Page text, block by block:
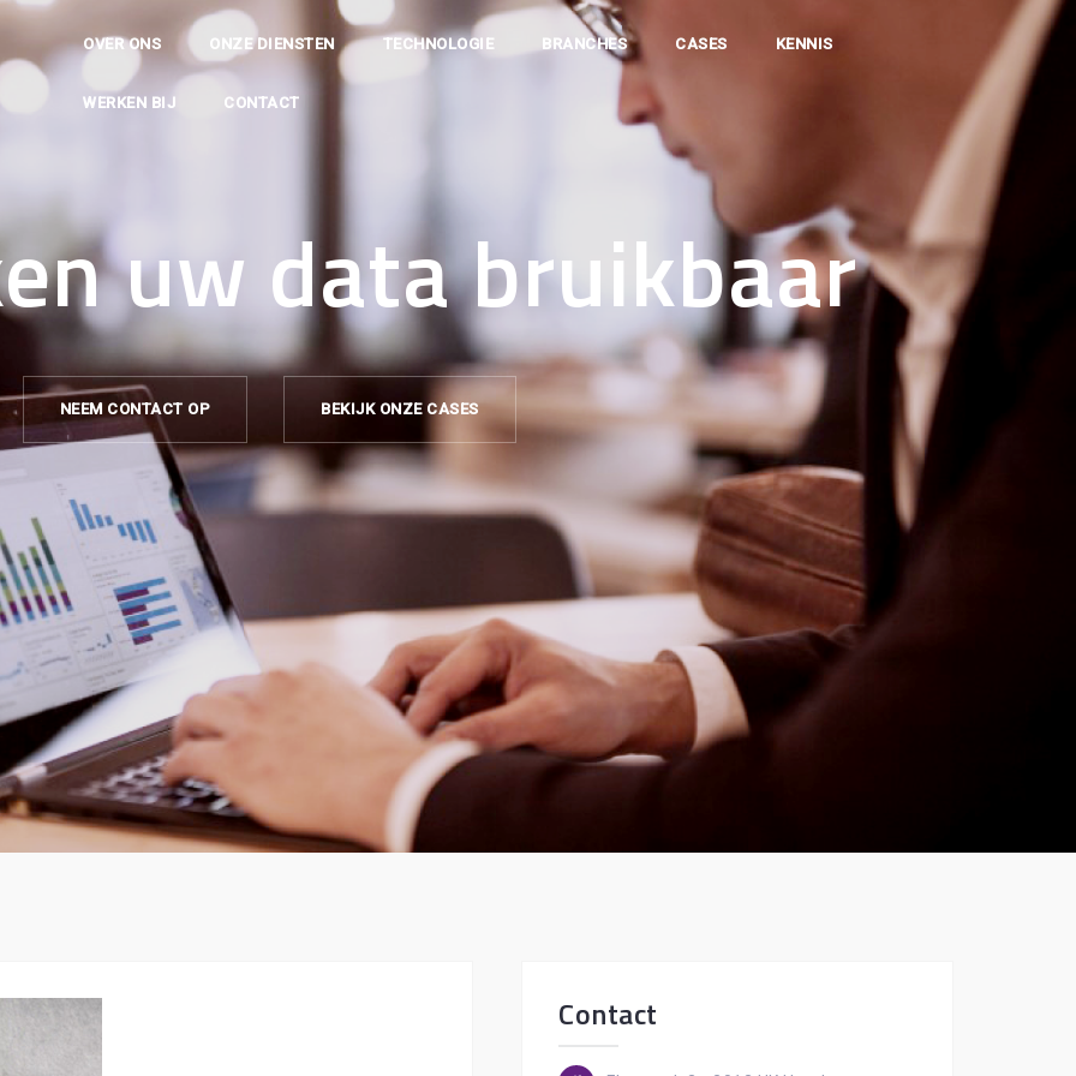
OVER ONS ONZE DIENSTEN TECHNOLOGIE BRANCHES CASES KENNIS
WERKEN BIJ CONTACT
uw data bruikbaar
NEEM CONTACT OP BEKIJK ONZE CASES
Contact